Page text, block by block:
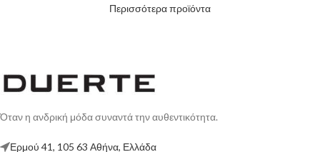
Περισσότερα προϊόντα
Όταν η ανδρική μόδα συναντά την αυθεντικότητα.
Ερμού 41, 105 63 Αθήνα, Ελλάδα